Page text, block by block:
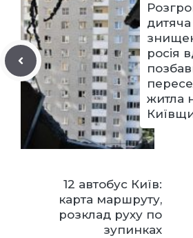
дитяча
росія
житла
12 автобус Київ:
карта маршруту,
розклад руху по
зупинках